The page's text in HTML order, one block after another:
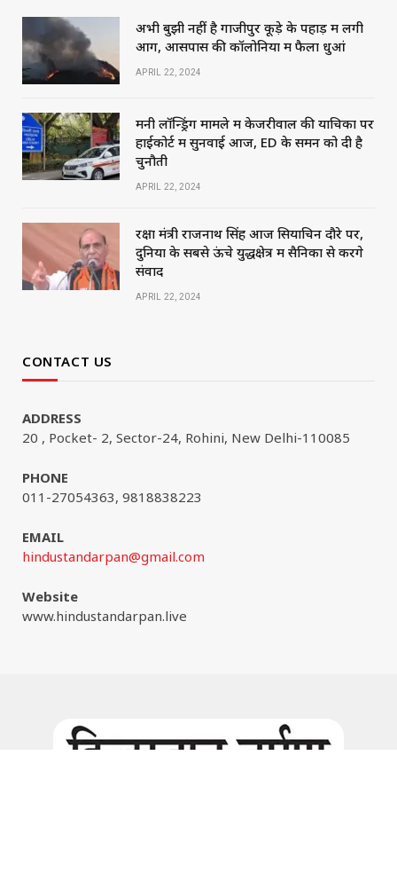
अभी बुझी नहीं है गाजीपुर कूड़े के पहाड़ में लगी
आग, आसपास की कॉलोनियों में फैला धुआं
APRIL 22, 2024
मनी लॉन्ड्रिंग मामले में केजरीवाल की याचिका पर
हाईकोर्ट में सुनवाई आज, ED के समन को दी है
चुनौती
APRIL 22, 2024
रक्षा मंत्री राजनाथ सिंह आज सियाचिन दौरे पर,
दुनिया के सबसे ऊंचे युद्धक्षेत्र में सैनिकों से करेंगे
संवाद
APRIL 22, 2024
CONTACT US
ADDRESS
20 , Pocket- 2, Sector-24, Rohini, New Delhi-110085
PHONE
011-27054363, 9818838223
EMAIL
hindustandarpan@gmail.com
Website
www.hindustandarpan.live